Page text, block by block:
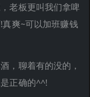
老板更叫我们拿啤
爽~可以加班赚钱
，聊着有的没的，
正确的^^!